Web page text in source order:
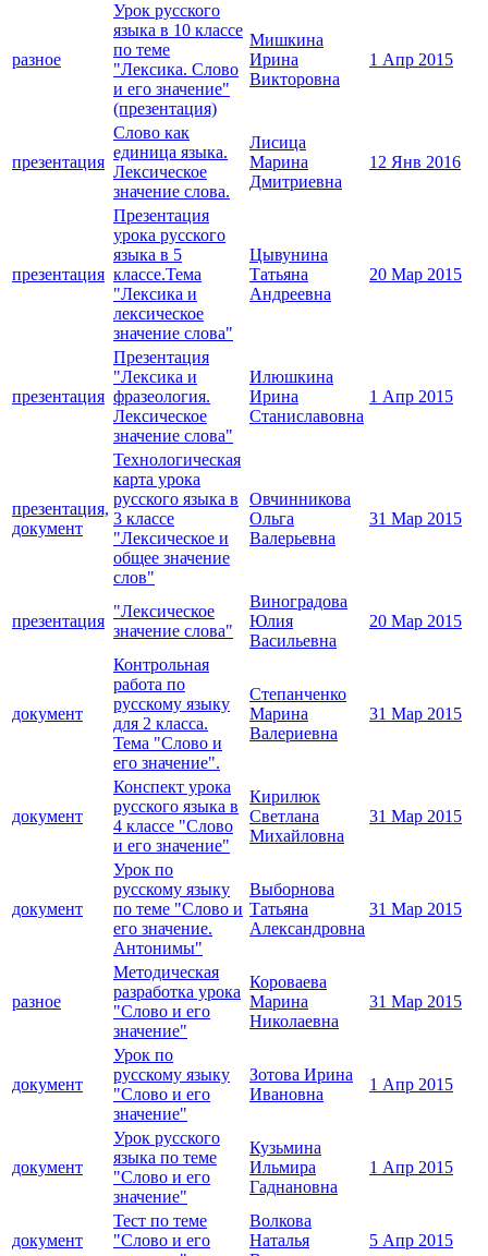
разное
Урок русского
языка в 10 классе
по теме
"Лексика. Слово
и его значение"
(презентация)
Мишкина
Ирина
Викторовна
1 Апр 2015
презентация
Слово как
единица языка.
Лексическое
значение слова.
Лисица
Марина
Дмитриевна
12 Янв 2016
презентация
Презентация
урока русского
языка в 5
классе.Тема
"Лексика и
лексическое
значение слова"
Цывунина
Татьяна
Андреевна
20 Мар 2015
презентация
Презентация
"Лексика и
фразеология.
Лексическое
значение слова"
Илюшкина
Ирина
Станиславовна
1 Апр 2015
презентация,
документ
Технологическая
карта урока
русского языка в
3 классе
"Лексическое и
общее значение
слов"
Овчинникова
Ольга
Валерьевна
31 Мар 2015
презентация
"Лексическое
значение слова"
Виноградова
Юлия
Васильевна
20 Мар 2015
документ
Контрольная
работа по
русскому языку
для 2 класса.
Тема "Слово и
его значение".
Степанченко
Марина
Валериевна
31 Мар 2015
документ
Конспект урока
русского языка в
4 классе "Слово
и его значение"
Кирилюк
Светлана
Михайловна
31 Мар 2015
документ
Урок по
русскому языку
по теме "Слово и
его значение.
Антонимы"
Выборнова
Татьяна
Александровна
31 Мар 2015
разное
Методическая
разработка урока
"Слово и его
значение"
Короваева
Марина
Николаевна
31 Мар 2015
документ
Урок по
русскому языку
"Слово и его
значение"
Зотова Ирина
Ивановна
1 Апр 2015
документ
Урок русского
языка по теме
"Слово и его
значение"
Кузьмина
Ильмира
Гаднановна
1 Апр 2015
документ
Тест по теме
"Слово и его
Волкова
Наталья
5 Апр 2015